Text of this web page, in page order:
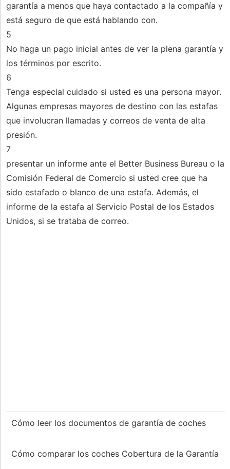
garantía a menos que haya contactado a la compañía y
está seguro de que está hablando con.
5
No haga un pago inicial antes de ver la plena garantía y
los términos por escrito.
6
Tenga especial cuidado si usted es una persona mayor.
Algunas empresas mayores de destino con las estafas
que involucran llamadas y correos de venta de alta
presión.
7
presentar un informe ante el Better Business Bureau o la
Comisión Federal de Comercio si usted cree que ha
sido estafado o blanco de una estafa. Además, el
informe de la estafa al Servicio Postal de los Estados
Unidos, si se trataba de correo.
Cómo leer los documentos de garantía de coches
Cómo comparar los coches Cobertura de la Garantía